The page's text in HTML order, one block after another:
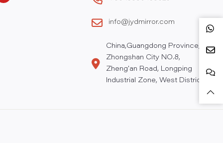
info@jydmirror.com
China,Guangdong Province,
Zhongshan City NO.8,
Zheng'an Road, Longping
Industrial Zone, West District